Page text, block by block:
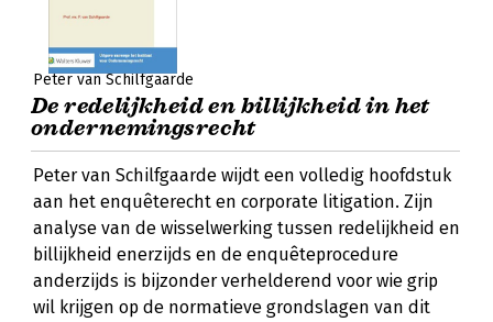
Peter van Schilfgaarde
De redelijkheid en billijkheid in het
ondernemingsrecht
Peter van Schilfgaarde wijdt een volledig hoofdstuk
aan het enquêterecht en corporate litigation. Zijn
analyse van de wisselwerking tussen redelijkheid en
billijkheid enerzijds en de enquêteprocedure
anderzijds is bijzonder verhelderend voor wie grip
wil krijgen op de normatieve grondslagen van dit